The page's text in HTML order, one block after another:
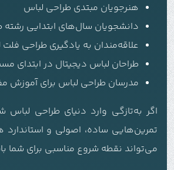
هنرجویان مبتدی طراحی لباس
دانشجویان سال‌های ابتدایی رشته
علاقه‌مندان به یادگیری طراحی
طراحان لباس دیجیتال در ابتدای
مدرسان طراحی لباس برای آموزش
اگر به‌تازگی وارد دنیای طراحی لباس
تمرین‌هایی ساده، اصولی و استاندارد
می‌تواند نقطه شروع مناسبی برای شما